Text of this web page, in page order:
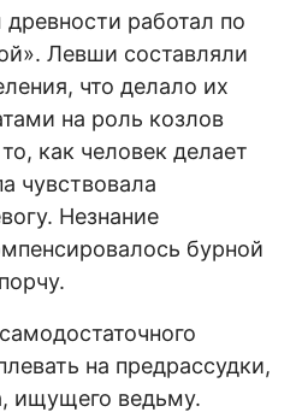
работал по
Левши составляли
что делало их
на роль козлов
как человек делает
чувствовала
Незнание
бурной
на предрассудки,
ищущего ведьму.